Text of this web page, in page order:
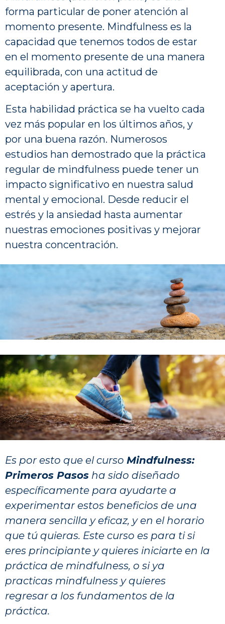
forma particular de poner atención al
momento presente. Mindfulness es la
capacidad que tenemos todos de estar
en el momento presente de una manera
equilibrada, con una actitud de
aceptación y apertura.
Esta habilidad práctica se ha vuelto cada
vez más popular en los últimos años, y
por una buena razón. Numerosos
estudios han demostrado que la práctica
regular de mindfulness puede tener un
impacto significativo en nuestra salud
mental y emocional. Desde reducir el
estrés y la ansiedad hasta aumentar
nuestras emociones positivas y mejorar
nuestra concentración.
Es por esto que el curso Mindfulness:
Primeros Pasos ha sido diseñado
específicamente para ayudarte a
experimentar estos beneficios de una
manera sencilla y eficaz, y en el horario
que tú quieras. Este curso es para ti si
eres principiante y quieres iniciarte en la
práctica de mindfulness, o si ya
practicas mindfulness y quieres
regresar a los fundamentos de la
práctica.